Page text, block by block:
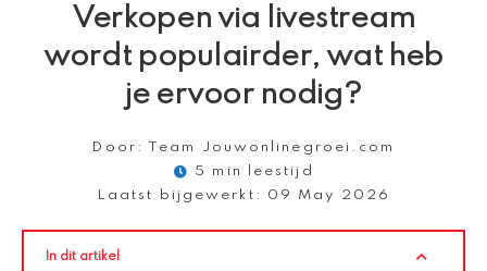
Verkopen via livestream
wordt populairder, wat heb
je ervoor nodig?
Door:
Team Jouwonlinegroei.com
5 min leestijd
Laatst bijgewerkt:
09 May 2026
In dit artikel